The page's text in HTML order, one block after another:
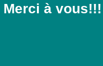
Merci à vous!!!